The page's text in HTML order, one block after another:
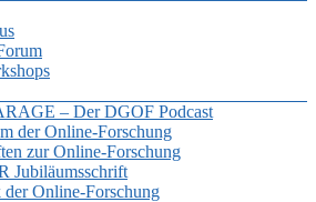
– Der DGOF Podcast
der Online-Forschung
zur Online-Forschung
Jubiläumsschrift
der Online-Forschung